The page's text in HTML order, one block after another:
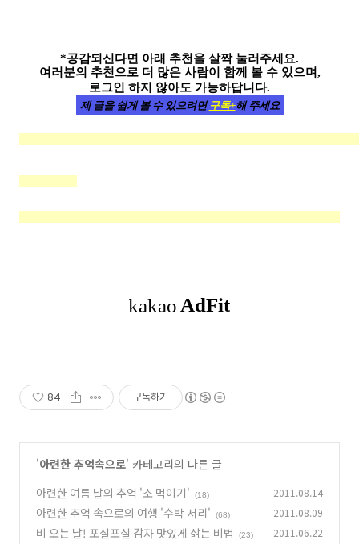
*공감되신다면 아래 추천을 살짝 눌러주세요.
여러분의 추천으로 더 많은 사람이 함께 볼 수 있으며,
로그인 하지 않아도 가능하답니다.
제 글을 쉽게 볼 수 있으려면 구독+해 주세요
84 구독하기
'아련한 추억속으로' 카테고리의 다른 글
아련한 여름 날의 추억 '소 먹이기'
(18) 2011.08.14
아련한 추억 속으로의 여행 '수박 서리' (68) 2011.08.09
비 오는 날! 포실포실 감자 맛있게 삶는 비법 (23) 2011.06.22